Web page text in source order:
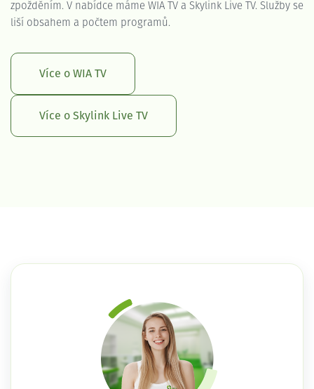
zpožděním. V nabídce máme WIA TV a Skylink Live TV. Služby se
liší obsahem a počtem programů.
Více o WIA TV
Více o Skylink Live TV